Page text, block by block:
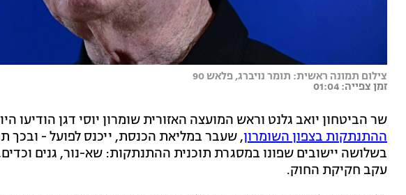
צילום תמונה ראשית: תומר נויברג, פלאש 90
זמן צפייה: 01:04
שר הביטחון יואב גלנט וראש המועצה האזורית שומרון יוסי דגן הודיעו
ההתנתקות בצפון השומרון, שעבר במליאת הכנסת, ייכנס לפועל -
בשלושה יישובים שפונו במסגרת תוכנית ההתנתקות: שא-נור, גנים
עקב חקיקת החוק.